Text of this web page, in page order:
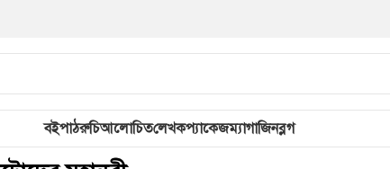
বইপাঠরুচিআলোচিতলেখকপ্যাকেজম্যাগাজিনব্লগ